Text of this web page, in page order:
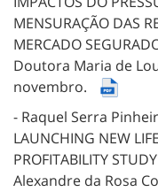
MENSURAÇÃO DAS
MERCADO
Doutora Maria de
novembro.
- Raquel Serra
LAUNCHING NEW
PROFITABILITY
Alexandre da Rosa